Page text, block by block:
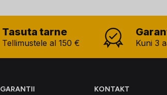
Tasuta tarne
Tellimustele al 150 € Kuni 3
GARANTII KONTAKT